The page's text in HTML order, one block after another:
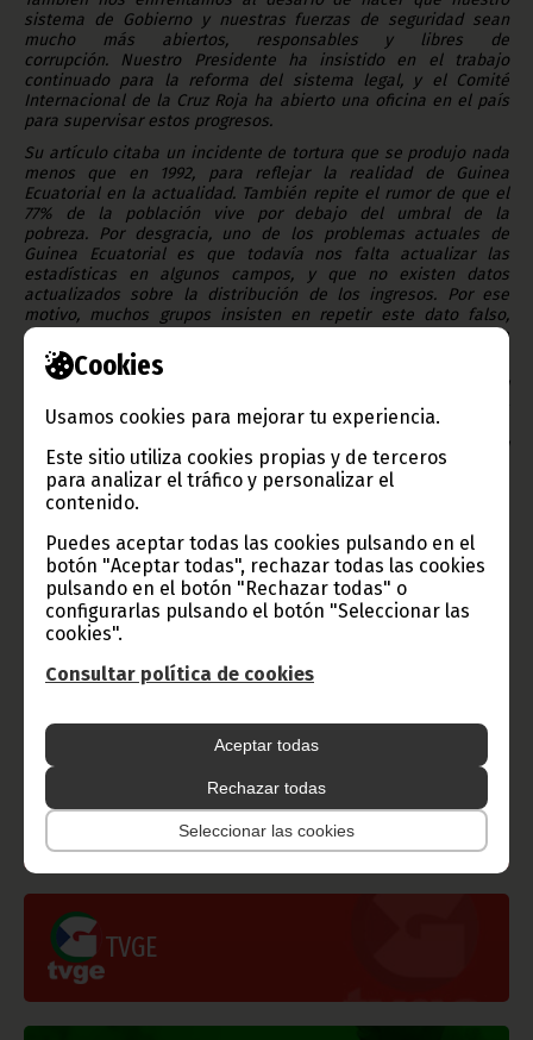
Cookies
Usamos cookies para mejorar tu experiencia.
Este sitio utiliza cookies propias y de terceros
para analizar el tráfico y personalizar el
contenido.
Puedes aceptar todas las cookies pulsando en el
botón "Aceptar todas", rechazar todas las cookies
pulsando en el botón "Rechazar todas" o
configurarlas pulsando el botón "Seleccionar las
cookies".
Consultar política de cookies
Aceptar todas
Rechazar todas
Seleccionar las cookies
sistema de Gobierno y nuestras fuerzas de seguridad sean
mucho más abiertos, responsables y libres de
corrupción. Nuestro Presidente ha insistido en el trabajo
continuado para la reforma del sistema legal, y el Comité
Internacional de la Cruz Roja ha abierto una oficina en el país
para supervisar estos progresos.
Su artículo citaba un incidente de tortura que se produjo nada
menos que en 1992, para reflejar la realidad de Guinea
Ecuatorial en la actualidad. También repite el rumor de que el
77% de la población vive por debajo del umbral de la
pobreza. Por desgracia,uno de los problemas actuales de
Guinea Ecuatorial es que todavía nos falta actualizar las
estadísticas en algunos campos, y que no existen datos
actualizados sobre la distribución de los ingresos. Por ese
motivo, muchos grupos insisten en repetir este dato falso,
pero ninguno de ellos puede citar para ello una fuente
auténtica y genuina
humano y nuestra infraestructura. El ritmo de nuestros
cambios no puede ser tan rápido como todo el mundo quisiera,
empezando por nosotros mismos. Pero yo reto al resto del
mundo a que contemplen y miren realmente estos cambios.
Firmado:
Anatolio Ndong Mba, Embajador-Representante Permanente de
Guinea Ecuatorial ante la ONU”.
Oficina de Información y Prensa de Guinea Ecuatorial.
Información de Guinea Ecuatorial
TVGE